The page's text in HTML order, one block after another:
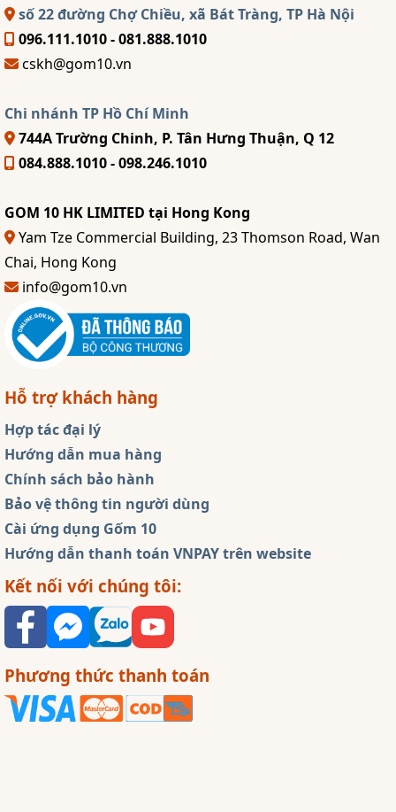
số 22 đường Chợ Chiều, xã Bát Tràng, TP Hà Nội
096.111.1010 - 081.888.1010
cskh@gom10.vn
Chi nhánh TP Hồ Chí Minh
744A Trường Chinh, P. Tân Hưng Thuận, Q 12
084.888.1010 - 098.246.1010
GOM 10 HK LIMITED tại Hong Kong
Yam Tze Commercial Building, 23 Thomson Road, Wan
Chai, Hong Kong
info@gom10.vn
Hỗ trợ khách hàng
Hợp tác đại lý
Hướng dẫn mua hàng
Chính sách bảo hành
Bảo vệ thông tin người dùng
Cài ứng dụng Gốm 10
Hướng dẫn thanh toán VNPAY trên website
Kết nối với chúng tôi:
Phương thức thanh toán